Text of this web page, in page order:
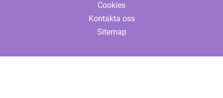
Cookies
Kontakta oss
Sitemap